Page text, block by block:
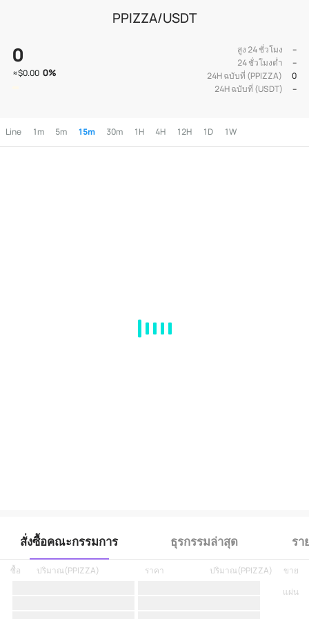
PPIZZA/USDT
0
≈$0.00 0%
สูง 24 ชั่วโมง
--
24 ชั่วโมงต่ำ
--
24H ฉบับที่ (PPIZZA)
0
24H ฉบับที่ (USDT)
--
Line 1m 5m 15m 30m 1H 4H 12H 1D 1W
สั่งซื้อคณะกรรมการ ธุรกรรมล่าสุด รา
ซื้อ ปริมาณ(PPIZZA) ราคา
ขาย
แผ่น
ปริมาณ(PPIZZA)